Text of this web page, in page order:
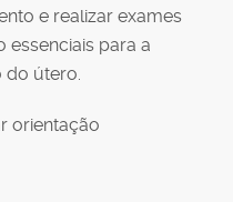
e realizar exames
essenciais para a
do útero.
orientação